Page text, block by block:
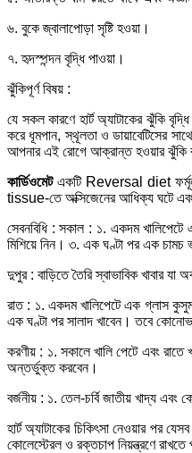
৬. বুকে জ্বালাপোড়া সৃষ্টি হওয়া।
৭. হৃদস্পন্দন বৃদ্ধি পাওয়া।
ঝুঁকিপূর্ণ বিষয় :
যে সকল কারণে হার্ট অ্যাটাকের ঝুঁকি
করে ধূমপান, স্থূলতা ও ডায়াবেটিসের
আপনার এই রোগে আক্রান্ত হওয়ার ঝুঁকি
কার্ডিওমেটএকটি Reversal diet
tissue-তে অক্সিজেনের আধিক্য ঘটে
সেবনবিধি : সকাল : ১. একদম
মিশিয়ে নিন। ৩. এক ঘণ্টা পর এক চামচ
দুপুর : বাড়িতে তৈরি স্বাভাবিক খাবার
রাত : ১. একদম খালিপেটে এক গ্লাস কুসুম
এক ঘণ্টা পর সালাদ খাবেন। তবে
করণীয় : ১. সকালে খালি পেটে এবং
অন্তর্ভুক্ত করবেন।
বর্জনীয় : ১. তেল-চর্বি জাতীয় খাদ্য
হার্ট অ্যাটাকের চিকিৎসা নেওয়ার পর
কোলেস্টেরল ও রক্তচাপ নিয়ন্ত্রণে